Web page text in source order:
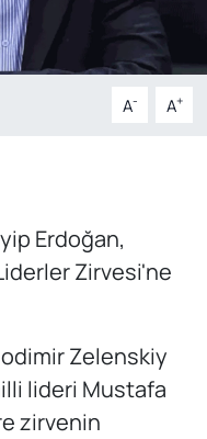
A- A+
Erdoğan,
Zirvesi'ne
Zelenskiy
lideri Mustafa
zirvenin